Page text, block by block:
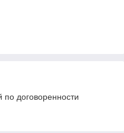
по договоренности